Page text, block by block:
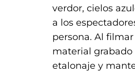
verdor, cielos
a los
persona. Al
material grabado
etalonaje y